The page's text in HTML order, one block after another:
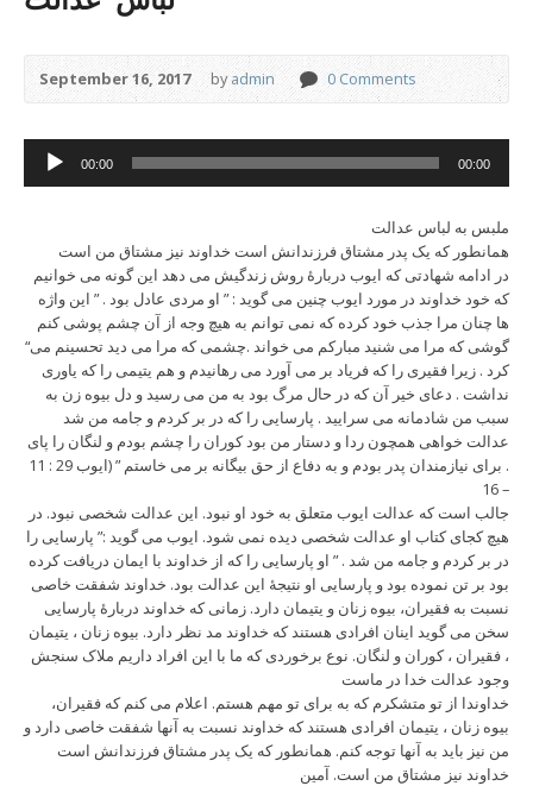
September 16, 2017 byadmin 0 Comments
Audio
Player
00:00 00:00
ملبس به لباس عدالت
همانطور که یک پدر مشتاق فرزندانش است خداوند نیز مشتاق من است
در ادامه شهادتی که ایوب دربارۀ روش زندگیش می دهد این گونه می خوانیم
که خود خداوند در مورد ایوب چنین می گوید : ” او مردی عادل بود . ” این واژه
ها چنان مرا جذب خود کرده که نمی توانم به هیچ وجه از آن چشم پوشی کنم
“گوشی که مرا می شنید مبارکم می خواند .چشمی که مرا می دید تحسینم می
کرد . زیرا فقیری را که فریاد بر می آورد می رهانیدم و هم یتیمی را که یاوری
نداشت . دعای خیر آن که در حال مرگ بود به من می رسید و دل بیوه زن به
سبب من شادمانه می سرایید . پارسایی را که در بر کردم و جامه من شد
عدالت خواهی همچون ردا و دستار من بود کوران را چشم بودم و لنگان را پای
. برای نیازمندان پدر بودم و به دفاع از حق بیگانه بر می خاستم ” (ایوب 29 : 11
– 16
جالب است که عدالت ایوب متعلق به خود او نبود. این عدالت شخصی نبود. در
هیچ کجای کتاب او عدالت شخصی دیده نمی شود. ایوب می گوید :” پارسایی را
در بر کردم و جامه من شد . ” او پارسایی را که از خداوند با ایمان دریافت کرده
بود بر تن نموده بود و پارسایی او نتیجۀ این عدالت بود. خداوند شفقت خاصی
نسبت به فقیران، بیوه زنان و یتیمان دارد. زمانی که خداوند دربارۀ پارسایی
سخن می گوید اینان افرادی هستند که خداوند مد نظر دارد. بیوه زنان ، یتیمان
، فقیران ، کوران و لنگان. نوع برخوردی که ما با این افراد داریم ملاک سنجش
وجود عدالت خدا در ماست
خداوندا از تو متشکرم که به برای تو مهم هستم. اعلام می کنم که فقیران،
بیوه زنان ، یتیمان افرادی هستند که خداوند نسبت به آنها شفقت خاصی دارد و
من نیز باید به آنها توجه کنم. همانطور که یک پدر مشتاق فرزندانش است
خداوند نیز مشتاق من است. آمین